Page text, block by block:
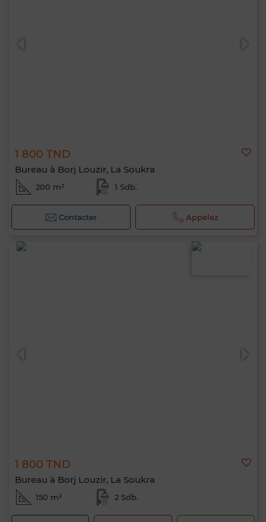
1 800 TND
Bureau à Borj Louzir, La Soukra
200 m² 1 Sdb.
Contacter Appelez
1 800 TND
Bureau à Borj Louzir, La Soukra
150 m² 2 Sdb.